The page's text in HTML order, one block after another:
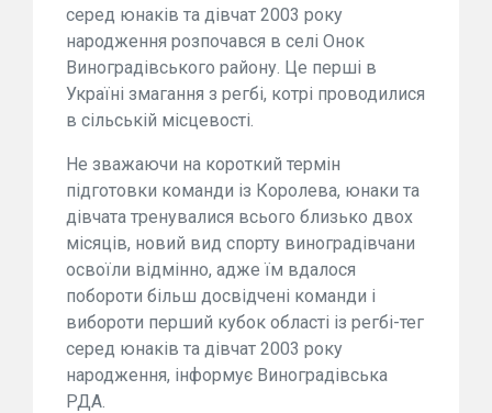
серед юнаків та дівчат 2003 року
народження розпочався в селі Онок
Виноградівського району. Це перші в
Україні змагання з регбі, котрі проводилися
в сільській місцевості.
Не зважаючи на короткий термін
підготовки команди із Королева, юнаки та
дівчата тренувалися всього близько двох
місяців, новий вид спорту виноградівчани
освоїли відмінно, адже їм вдалося
побороти більш досвідчені команди і
вибороти перший кубок області із регбі-тег
серед юнаків та дівчат 2003 року
народження, інформує Виноградівська
РДА.